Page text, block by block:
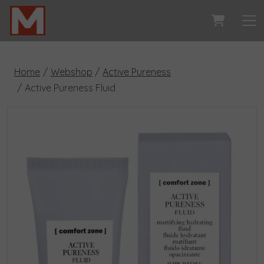
Home Webshop
Active Pureness
Active Pureness Fluid